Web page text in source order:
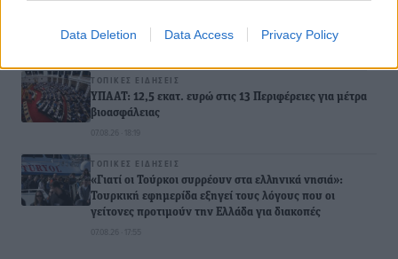
Data Deletion Data Access Privacy Policy
Τι αλλάζει το χωροταξικό στις τουριστικές επενδύσεις
ΤΟΠΙΚΈΣ ΕΙΔΉΣΕΙΣ
ΥΠΑΑΤ: 12,5 εκατ. ευρώ στις 13 Περιφέρειες για μέτρα
βιοασφάλειας
07.08.26 · 18:19
ΤΟΠΙΚΈΣ ΕΙΔΉΣΕΙΣ
«Γιατί οι Τούρκοι συρρέουν στα ελληνικά νησιά»:
Τουρκική εφημερίδα εξηγεί τους λόγους που οι
γείτονες προτιμούν την Ελλάδα για διακοπές
07.08.26 · 17:55